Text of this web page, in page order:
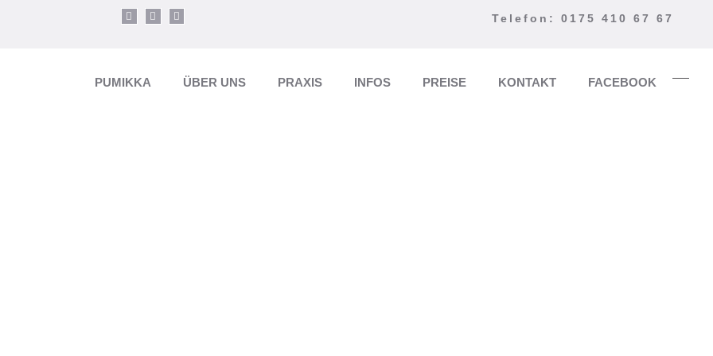
Telefon: 0175 410 67 67
PUMIKKA ÜBER UNS PRAXIS INFOS PREISE KONTAKT FACEBOOK